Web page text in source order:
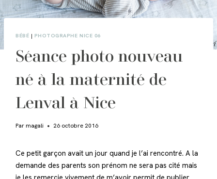
BÉBÉ | PHOTOGRAPHE NICE 06
Séance photo nouveau
né à la maternité de
Lenval à Nice
Parmagali 26 octobre 2016
Ce petit garçon avait un jour quand je l’ai rencontré. A la
demande des parents son prénom ne sera pas cité mais